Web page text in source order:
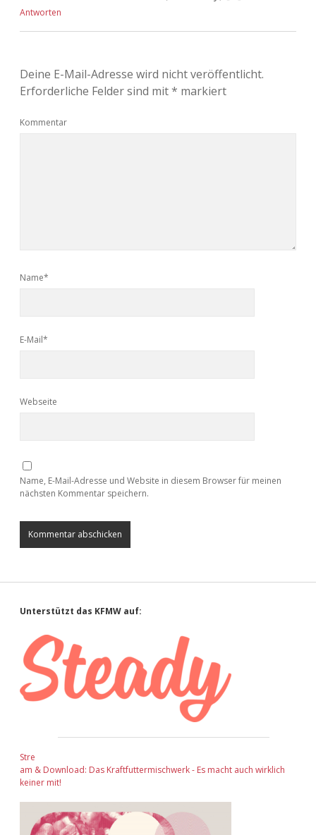
Antworten
Deine E-Mail-Adresse wird nicht veröffentlicht.
Erforderliche Felder sind mit* markiert
Kommentar
Name*
E-Mail*
Webseite
Name, E-Mail-Adresse und Website in diesem Browser für meinen
nächsten Kommentar speichern.
Sidebar
Unterstützt das KFMW auf:
Stre
am & Download: Das Kraftfuttermischwerk - Es macht auch wirklich
keiner mit!